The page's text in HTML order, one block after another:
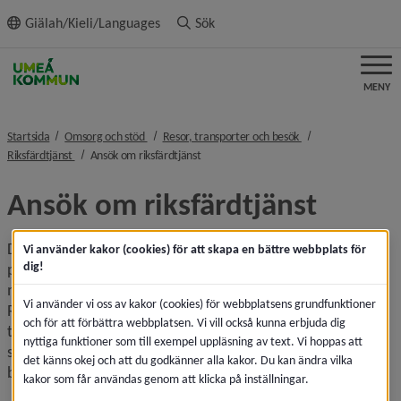
innehållet
Giälah/Kieli/Languages Sök
MENY
Startsida Omsorg och stöd nivå i brödsmulenavigeringen
Resor, transporter och besök nivå i
Riksfärdtjänst
nivå i brödsmulenavigeringen
Ansök om riksfärdtjänstnivå i brödsmulenavigeringen
Ansök om riksfärdtjänst
Du som har en stor och varaktig funktionsnedsättning och
på grund av det måste resa på ett särskilt kostsamt sätt
mellan kommuner i Sverige kan ansöka om riksfärdtjänst.
Riksfärdtjänst beviljas i första hand med buss, tåg eller flyg
tillsammans med ledsagare. Det är endast i undantagsfall
som resa med personbil eller fordon med rullstolsplats
beviljas. Syftet med resan ska vara av fritidskaraktär.
Vi använder kakor (cookies) för att skapa en bättre webbplats för
dig!
Vi använder vi oss av kakor (cookies) för webbplatsens grundfunktioner
och för att förbättra webbplatsen. Vi vill också kunna erbjuda dig
nyttiga funktioner som till exempel uppläsning av text. Vi hoppas att
det känns okej och att du godkänner alla kakor. Du kan ändra vilka
kakor som får användas genom att klicka på inställningar.